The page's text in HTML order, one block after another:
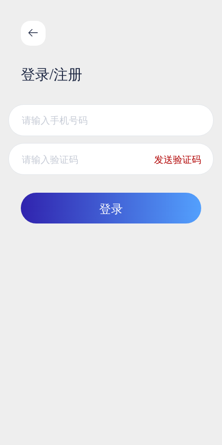
登录/注册
发送验证码
登录